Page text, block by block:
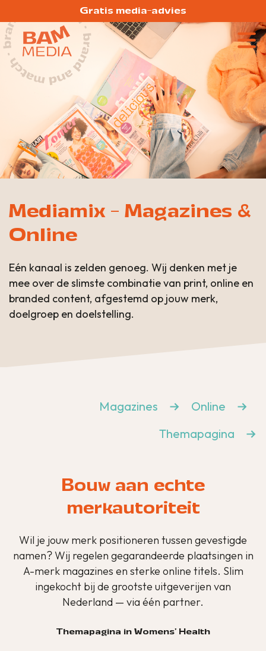
Gratis media-advies
Mediamix - Magazines &
Online
Eén kanaal is zelden genoeg. Wij denken met je
mee over de slimste combinatie van print, online en
branded content, afgestemd op jouw merk,
doelgroep en doelstelling.
Magazines
Online
Themapagina
Bouw aan echte
merkautoriteit
Wil je jouw merk positioneren tussen gevestigde
namen? Wij regelen gegarandeerde plaatsingen in
A-merk magazines en sterke online titels. Slim
ingekocht bij de grootste uitgeverijen van
Nederland — via één partner.
Themapagina in Womens' Health